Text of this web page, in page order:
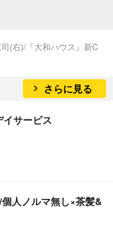
(右)/『大和ハウス』新C
さらに見る
イサービス
人ノルマ無し×茶髪&